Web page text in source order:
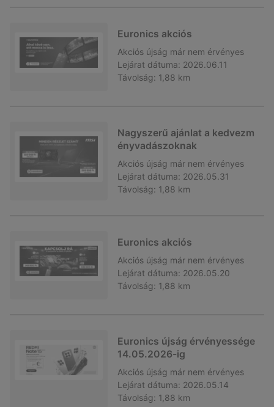
Euronics akciós
Akciós újság már nem érvényes
Lejárat dátuma: 2026.06.11
Távolság: 1,88 km
Nagyszerű ajánlat a kedvezm
ényvadászoknak
Akciós újság már nem érvényes
Lejárat dátuma: 2026.05.31
Távolság: 1,88 km
Euronics akciós
Akciós újság már nem érvényes
Lejárat dátuma: 2026.05.20
Távolság: 1,88 km
Euronics újság érvényessége
14.05.2026-ig
Akciós újság már nem érvényes
Lejárat dátuma: 2026.05.14
Távolság: 1,88 km